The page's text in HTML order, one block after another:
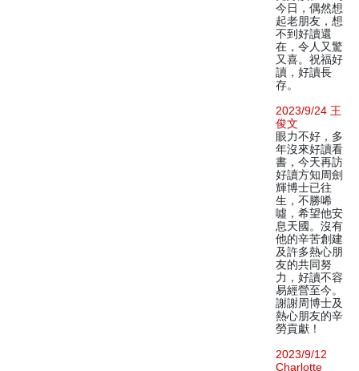
今日，偶然想
起老朋友，想
不到好讀還
在，令人又驚
又喜。祝福好
讀，好讀長
存。
2023/9/24 王
俊文
眼力不好，多
年沒來好讀看
書，今天再訪
好讀方知周劍
輝博士已往
生，不勝唏
噓，希望他安
息天國。沒有
他的辛苦創建
及許多熱心朋
友的共同努
力，好讀不容
易經營至今。
謝謝周博士及
熱心朋友的辛
勞貢獻！
2023/9/12
Charlotte